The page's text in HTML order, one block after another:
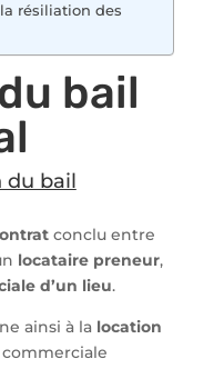
résiliation des
bail
du bail
conclu entre
locataire preneur,
d’un lieu.
ainsi à la location